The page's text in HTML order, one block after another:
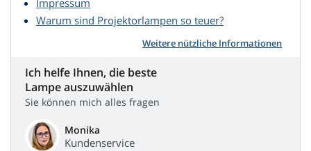
Impressum
Warum sind Projektorlampen so teuer?
Weitere nützliche Informationen
Ich helfe Ihnen, die beste
Lampe auszuwählen
Sie können mich alles fragen
Monika
Kundenservice